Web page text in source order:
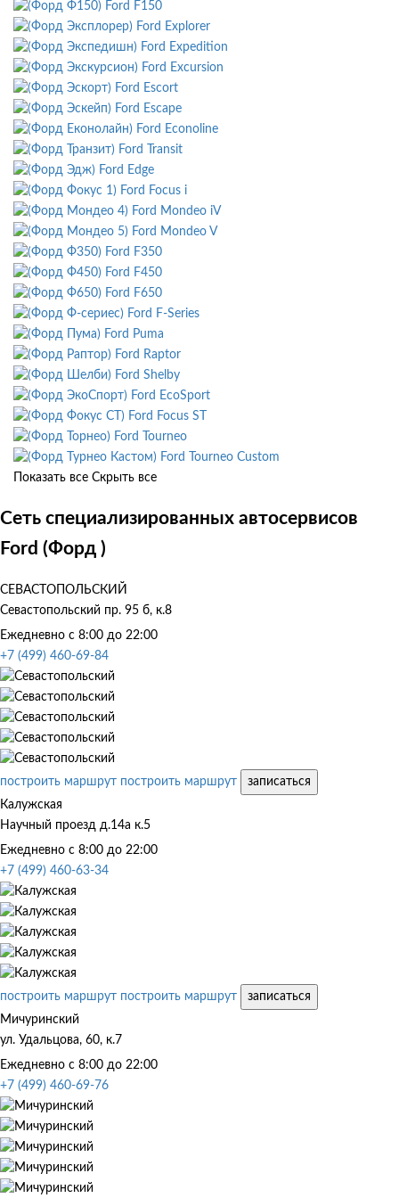
Ford F150
Ford Explorer
Ford Expedition
Ford Excursion
Ford Escort
Ford Escape
Ford Econoline
Ford Transit
Ford Edge
Ford Focus i
Ford Mondeo iV
Ford Mondeo V
Ford F350
Ford F450
Ford F650
Ford F-Series
Ford Puma
Ford Raptor
Ford Shelby
Ford EcoSport
Ford Focus ST
Ford Tourneo
Ford Tourneo Custom
Показать все Скрыть все
Сеть специализированных автосервисов
Ford (Форд )
СЕВАСТОПОЛЬСКИЙ
Севастопольский пр. 95 б, к.8
Ежедневно с 8:00 до 22:00
+7 (499) 460-69-84
построить маршрут построить маршрут
записаться
Калужская
Научный проезд д.14а к.5
Ежедневно с 8:00 до 22:00
+7 (499) 460-63-34
построить маршрут построить маршрут
записаться
Мичуринский
ул. Удальцова, 60, к.7
Ежедневно с 8:00 до 22:00
+7 (499) 460-69-76